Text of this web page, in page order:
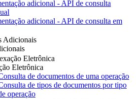
adicional - API de consulta
adicional - API de consulta em
Adicionais
Eletrônica
Eletrônica
de documentos de uma operação
de tipos de documentos por tipo
operação